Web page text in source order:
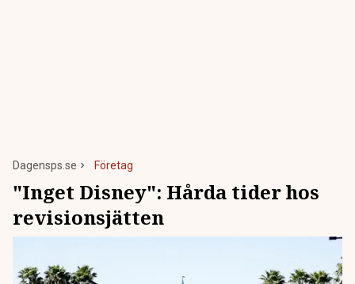
Dagensps.se Företag
"Inget Disney": Hårda tider hos
revisionsjätten